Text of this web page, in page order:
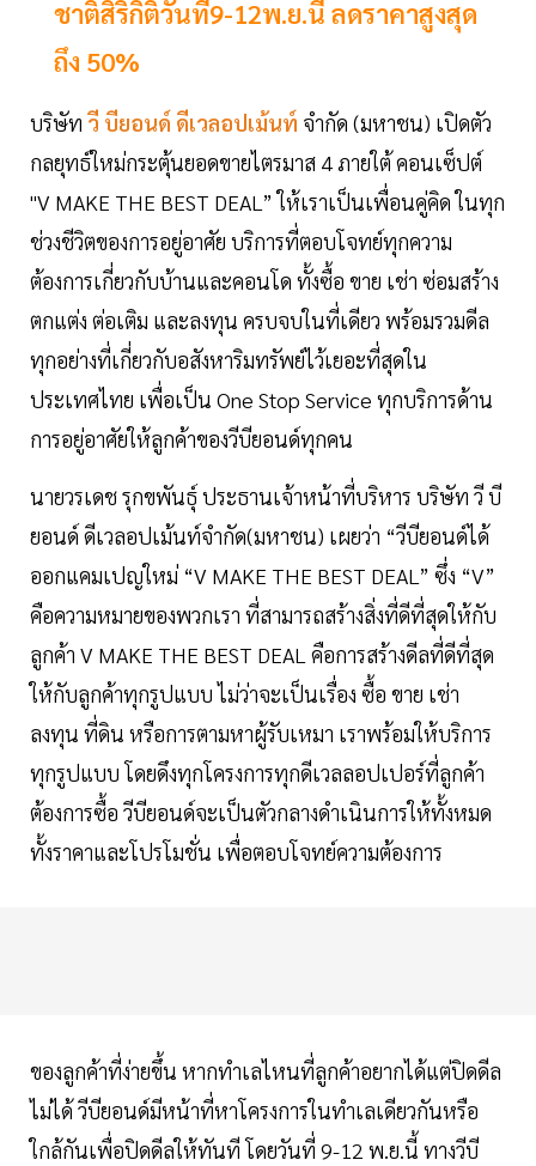
ชาติสิริกิติ์วันที่9-12พ.ย.นี้ ลดราคาสูงสุด
ถึง 50%
บริษัท วี บียอนด์ ดีเวลอปเม้นท์ จำกัด (มหาชน) เปิดตัว
กลยุทธ์ใหม่กระตุ้นยอดขายไตรมาส 4 ภายใต้ คอนเซ็ปต์
"V MAKE THE BEST DEAL” ให้เราเป็นเพื่อนคู่คิด ในทุก
ช่วงชีวิตของการอยู่อาศัย บริการที่ตอบโจทย์ทุกความ
ต้องการเกี่ยวกับบ้านและคอนโด ทั้งซื้อ ขาย เช่า ซ่อมสร้าง
ตกแต่ง ต่อเติม และลงทุน ครบจบในที่เดียว พร้อมรวมดีล
ทุกอย่างที่เกี่ยวกับอสังหาริมทรัพย์ไว้เยอะที่สุดใน
ประเทศไทย เพื่อเป็น One Stop Service ทุกบริการด้าน
การอยู่อาศัยให้ลูกค้าของวีบียอนด์ทุกคน
นายวรเดช รุกขพันธุ์ ประธานเจ้าหน้าที่บริหาร บริษัท วี บี
ยอนด์ ดีเวลอปเม้นท์จำกัด(มหาชน) เผยว่า “วีบียอนด์ได้
ออกแคมเปญใหม่ “V MAKE THE BEST DEAL” ซึ่ง “V”
คือความหมายของพวกเรา ที่สามารถสร้างสิ่งที่ดีที่สุดให้กับ
ลูกค้า V MAKE THE BEST DEAL คือการสร้างดีลที่ดีที่สุด
ให้กับลูกค้าทุกรูปแบบ ไม่ว่าจะเป็นเรื่อง ซื้อ ขาย เช่า
ลงทุน ที่ดิน หรือการตามหาผู้รับเหมา เราพร้อมให้บริการ
ทุกรูปแบบ โดยดึงทุกโครงการทุกดีเวลลอปเปอร์ที่ลูกค้า
ต้องการซื้อ วีบียอนด์จะเป็นตัวกลางดำเนินการให้ทั้งหมด
ทั้งราคาและโปรโมชั่น เพื่อตอบโจทย์ความต้องการ
ของลูกค้าที่ง่ายขึ้น หากทำเลไหนที่ลูกค้าอยากได้แต่ปิดดีล
ไม่ได้ วีบียอนด์มีหน้าที่หาโครงการในทำเลเดียวกันหรือ
ใกล้กันเพื่อปิดดีลให้ทันที โดยวันที่ 9-12 พ.ย.นี้ ทางวีบี